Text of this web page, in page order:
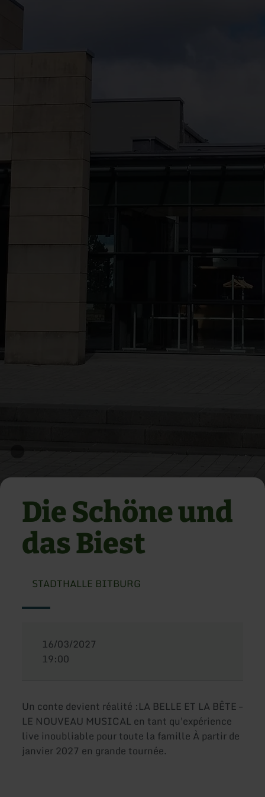
Die Schöne und
das Biest
STADTHALLE BITBURG
16/03/2027
19:00
Un conte devient réalité :LA BELLE ET LA BÊTE –
LE NOUVEAU MUSICAL en tant qu'expérience
live inoubliable pour toute la famille À partir de
janvier 2027 en grande tournée.